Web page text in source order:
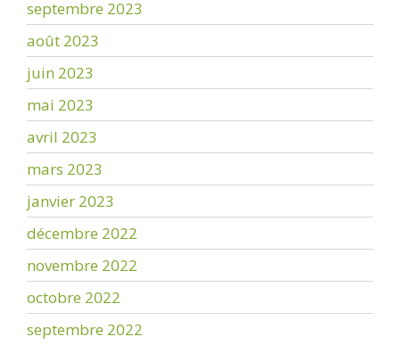
septembre 2023
août 2023
juin 2023
mai 2023
avril 2023
mars 2023
janvier 2023
décembre 2022
novembre 2022
octobre 2022
septembre 2022